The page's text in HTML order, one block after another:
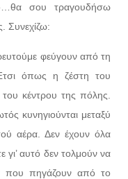
σου τραγουδήσω
Συνεχίζω:
φεύγουν από τη
όπως η ζέστη του
κέντρου της πόλης.
κυνηγιούνται μεταξύ
αέρα. Δεν έχουν όλα
αυτό δεν τολμούν να
που πηγάζουν από το